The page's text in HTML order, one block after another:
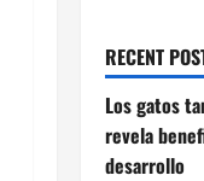
RECENT
Los gatos
revela
desarrollo